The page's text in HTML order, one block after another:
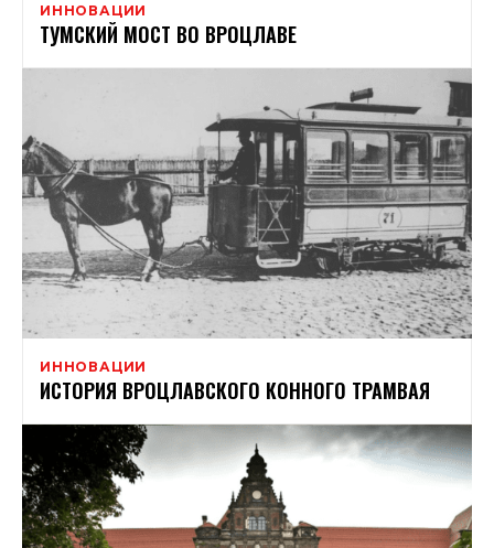
ИННОВАЦИИ
ТУМСКИЙ МОСТ ВО ВРОЦЛАВЕ
ИННОВАЦИИ
ИСТОРИЯ ВРОЦЛАВСКОГО КОННОГО ТРАМВАЯ